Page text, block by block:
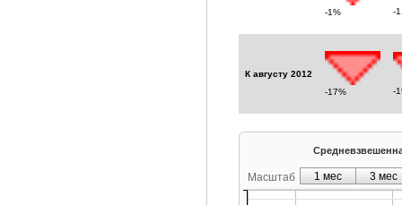
-1%
-
К августу 2012
-17%
-
Масштаб 1 мес 3 мес